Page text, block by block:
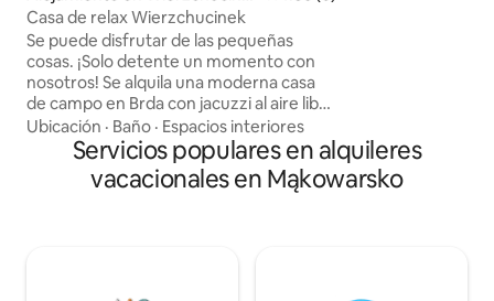
k
Casa de relax Wierzchucinek
Se puede disfrutar de las pequeñas
cosas. ¡Solo detente un momento con
nosotros! Se alquila una moderna casa
de campo en Brda con jacuzzi al aire libre
y un gran baño con bañera doble. La
casa se encuentra en el sendero
Wierzchucinski de los Cuatro Lagos. La
playa recreativa principal está a unos
Ubicación · Baño · Espacios interiores
Servicios populares en alquileres
vacacionales en Mąkowarsko